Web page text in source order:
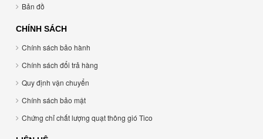
Bản đồ
CHÍNH SÁCH
Chính sách bảo hành
Chính sách đổi trả hàng
Quy định vận chuyển
Chính sách bảo mật
Chứng chỉ chất lượng quạt thông gió Tico